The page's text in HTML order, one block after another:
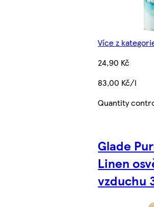
Více z
24,90 Kč
83,00 Kč/l
Quantity
Glade
Linen
vzduchu